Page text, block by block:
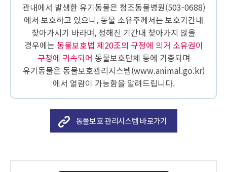
관내에서 발생한 유기동물은 청조동물병원(503-0688)
에서 보호하고 있으니, 동물 소유주께서는 보호기간내
찾아가시기 바라며, 정해진 기간내 찾아가지 않을
경우에는 동물보호법 제20조의 규정에 의거 소유권이
구청에 귀속되어 동물보호단체 등에 기증되며
유기동물은 동물보호관리시스템(www.animal.go.kr)
에서 열람이 가능함을 알려드립니다.
동물보호 관리시스템 바로가기